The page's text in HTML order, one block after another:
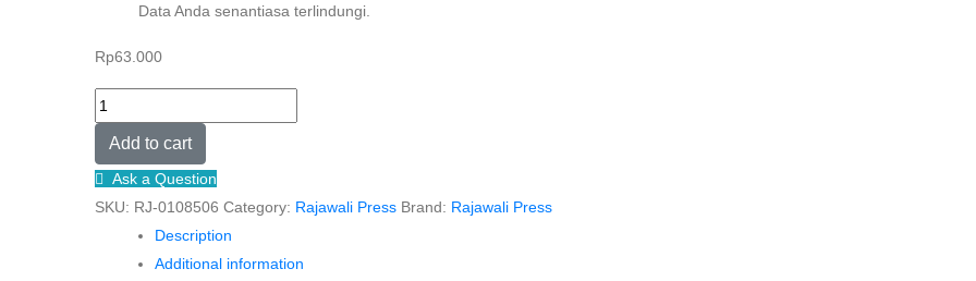
Data Anda senantiasa terlindungi.
Rp63.000
DAKWAH
DI
BERBAGAI
MEDIA
–
Mazidatus
Saadah,
Add to cart
Ask a Question
SKU: RJ-0108506 Category: Rajawali Press Brand: Rajawali Press
Description
Additional information